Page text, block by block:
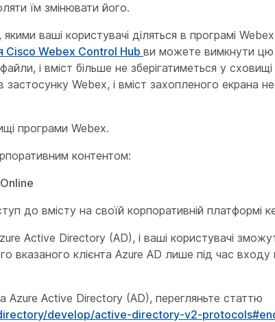
їм змінювати його.
ваші користувачі діляться в програмі
Cisco Webex Control Hub ви можете вимкнути
і вміст більше не зберігатиметься у
Webex, і вміст захопленого екрана не
програми Webex.
контентом:
до вмісту на своїй корпоративній платформі
Active Directory (AD), і ваші користувачі
вказаного клієнта Azure AD лише під час
Azure Active Directory (AD), перегляньте статтю
develop/active-directory-v2-